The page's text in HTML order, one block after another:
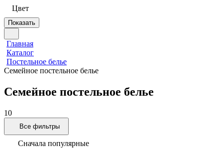
Цвет
Показать
Главная
Каталог
Постельное белье
Семейное постельное белье
Семейное постельное белье
10
Все фильтры
Сначала популярные